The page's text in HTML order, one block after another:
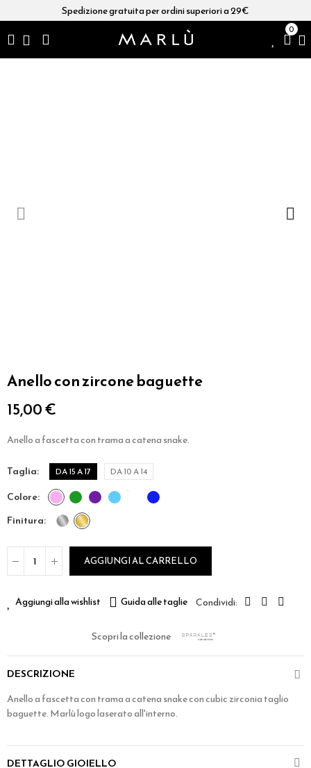
Spedizione gratuita per ordini superiori a 29€
0
Anello con zircone baguette
15,00 €
Anello a fascetta con trama a catena snake.
taglia DA 15 A 17 DA 10 A 14
colore
finitura
AGGIUNGI AL CARRELLO
Aggiungi alla wishlist Guida alle taglie
Scopri la collezione
DESCRIZIONE
Anello a fascetta con trama a catena snake con cubic zirconia taglio
baguette. Marlù logo laserato all'interno.
DETTAGLIO GIOIELLO